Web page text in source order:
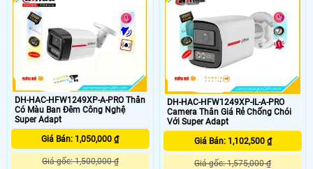
DH-HAC-HFW1249XP-A-PRO Thân
Có Màu Ban Đêm Công Nghệ
Super Adapt
Giá Bán: 1,050,000 ₫
Giá gốc: 1,500,000 ₫
DH-HAC-HFW1249XP-IL-A-PRO
Camera Thân Giá Rẻ Chống Chói
Với Super Adapt
Giá Bán: 1,102,500 ₫
Giá gốc: 1,575,000 ₫